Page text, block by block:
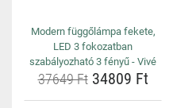
Modern függőlámpa fekete,
LED 3 fokozatban
szabályozható 3 fényű - Vivé
37649 Ft34809 Ft